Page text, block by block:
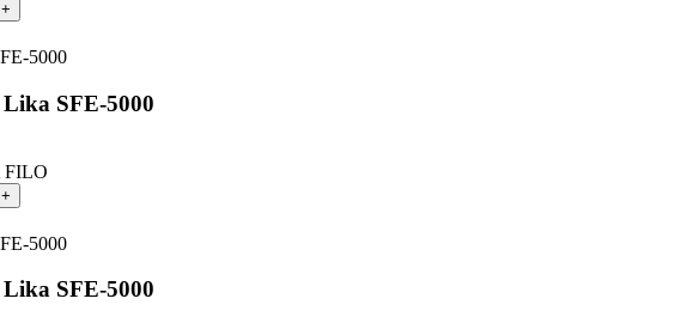
+
SFE-5000
FILO
+
SFE-5000